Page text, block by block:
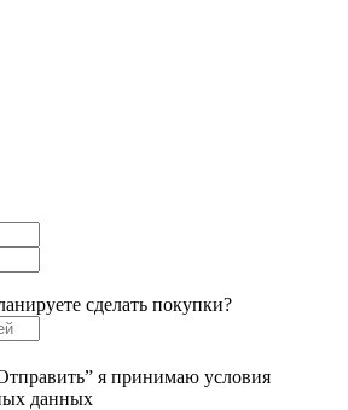
сделать покупки?
я принимаю условия
данных